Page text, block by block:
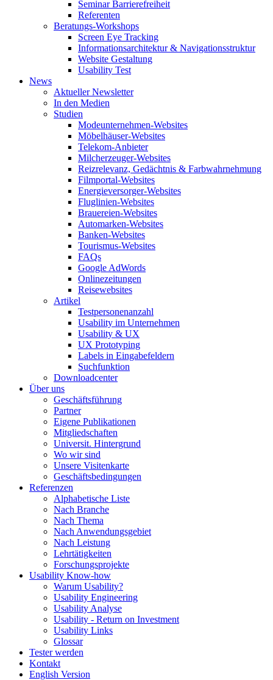
Seminar Barrierefreiheit
Referenten
Beratungs-Workshops
Screen Eye Tracking
Informationsarchitektur & Navigationsstruktur
Website Gestaltung
Usability Test
News
Aktueller Newsletter
In den Medien
Studien
Modeunternehmen-Websites
Möbelhäuser-Websites
Telekom-Anbieter
Milcherzeuger-Websites
Reizrelevanz, Gedächtnis & Farbwahrnehmung
Filmportal-Websites
Energieversorger-Websites
Fluglinien-Websites
Brauereien-Websites
Automarken-Websites
Banken-Websites
Tourismus-Websites
FAQs
Google AdWords
Onlinezeitungen
Reisewebsites
Artikel
Testpersonenanzahl
Usability im Unternehmen
Usability & UX
UX Prototyping
Labels in Eingabefeldern
Suchfunktion
Downloadcenter
Über uns
Geschäftsführung
Partner
Eigene Publikationen
Mitgliedschaften
Universit. Hintergrund
Wo wir sind
Unsere Visitenkarte
Geschäftsbedingungen
Referenzen
Alphabetische Liste
Nach Branche
Nach Thema
Nach Anwendungsgebiet
Nach Leistung
Lehrtätigkeiten
Forschungsprojekte
Usability Know-how
Warum Usability?
Usability Engineering
Usability Analyse
Usability - Return on Investment
Usability Links
Glossar
Tester werden
Kontakt
English Version